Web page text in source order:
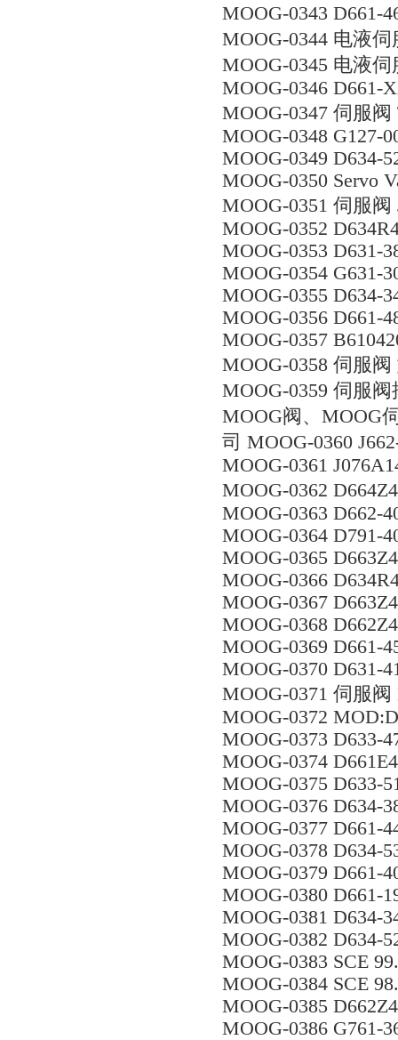
MOOG-0343 D661-
MOOG-0344 电液伺
MOOG-0345 电液伺
MOOG-0346 D661-
MOOG-0347 伺服阀
MOOG-0348 G127-
MOOG-0349 D634-
MOOG-0350 Servo
MOOG-0351 伺服阀
MOOG-0352
MOOG-0353 D631-
MOOG-0354 G631-
MOOG-0355 D634-
MOOG-0356 D661-
MOOG-0357
MOOG-0358 伺服阀
MOOG-0359 伺服阀
MOOG阀、MOOG
司 MOOG-0360
MOOG-0361
MOOG-0362
MOOG-0363 D662-
MOOG-0364 D791-
MOOG-0365
MOOG-0366
MOOG-0367
MOOG-0368
MOOG-0369 D661-
MOOG-0370 D631-
MOOG-0371 伺服阀
MOOG-0372
MOOG-0373 D633-
MOOG-0374
MOOG-0375 D633-
MOOG-0376 D634-
MOOG-0377 D661-
MOOG-0378 D634-
MOOG-0379 D661-
MOOG-0380 D661-
MOOG-0381 D634-
MOOG-0382 D634-
MOOG-0383 SCE
MOOG-0384 SCE
MOOG-0385
MOOG-0386 G761-